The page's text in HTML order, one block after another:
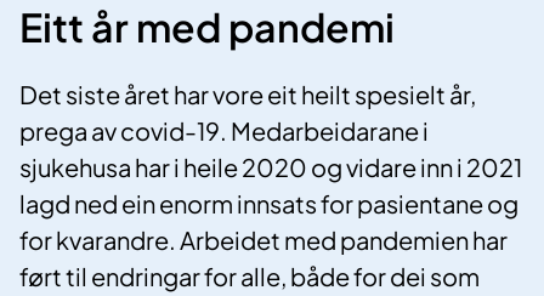
Eitt år med pandemi
Det siste året har vore eit heilt spesielt år,
prega av covid-19. Medarbeidarane i
sjukehusa har i heile 2020 og vidare inn i 2021
lagd ned ein enorm innsats for pasientane og
for kvarandre. Arbeidet med pandemien har
ført til endringar for alle, både for dei som